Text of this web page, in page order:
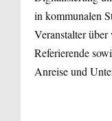
in kommunalen
Veranstalter
Referierende
Anreise und